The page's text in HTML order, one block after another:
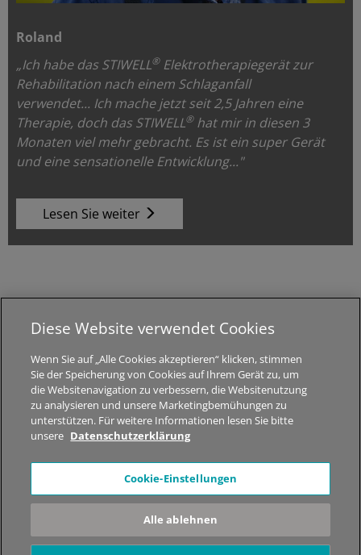
Roland
„Ich habe das STIWELL®Elektrotherapiegerät zur
Rehabilitation nach einem Schlaganfall
verwendet... Ich mache jetzt seit 2,5 Jahren eine
Therapie, doch das STIWELL®hat mir in diesen 3
Monaten viel mehr gebracht. Es ist ein super Gerät
und eine sensationelle Entwicklung..."
Lesen Sie weiter
Alle Rechte vorbehalten.
Über STIWELL | Jobs | Sitemap | Datenschutzhinweise
*Der Inhalt dieser Webseite dient nur zur allgemeinen
Information. Es werden keine medizinischen Ratschläge
gegeben! Kontaktieren Sie bitte Ihren Arzt und lassen Sie sich
dort beraten, welche Therapielösung in Ihrem Fall geeignet ist.
Nicht alle der gezeigten Produkte, Produktfunktionen oder
Diese Website verwendet Cookies
Wenn Sie auf „Alle Cookies akzeptieren“ klicken, stimmen
Sie der Speicherung von Cookies auf Ihrem Gerät zu, um
die Websitenavigation zu verbessern, die Websitenutzung
zu analysieren und unsere Marketingbemühungen zu
unterstützen. Für weitere Informationen lesen Sie bitte
unsere Datenschutzerklärung
Cookie-Einstellungen
Alle ablehnen